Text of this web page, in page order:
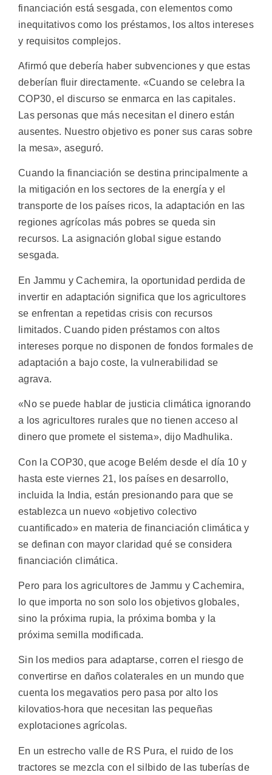
financiación está sesgada, con elementos como
inequitativos como los préstamos, los altos intereses
y requisitos complejos.
Afirmó que debería haber subvenciones y que estas
deberían fluir directamente. «Cuando se celebra la
COP30, el discurso se enmarca en las capitales.
Las personas que más necesitan el dinero están
ausentes. Nuestro objetivo es poner sus caras sobre
la mesa», aseguró.
Cuando la financiación se destina principalmente a
la mitigación en los sectores de la energía y el
transporte de los países ricos, la adaptación en las
regiones agrícolas más pobres se queda sin
recursos. La asignación global sigue estando
sesgada.
En Jammu y Cachemira, la oportunidad perdida de
invertir en adaptación significa que los agricultores
se enfrentan a repetidas crisis con recursos
limitados. Cuando piden préstamos con altos
intereses porque no disponen de fondos formales de
adaptación a bajo coste, la vulnerabilidad se
agrava.
«No se puede hablar de justicia climática ignorando
a los agricultores rurales que no tienen acceso al
dinero que promete el sistema», dijo Madhulika.
Con la COP30, que acoge Belém desde el día 10 y
hasta este viernes 21, los países en desarrollo,
incluida la India, están presionando para que se
establezca un nuevo «objetivo colectivo
cuantificado» en materia de financiación climática y
se definan con mayor claridad qué se considera
financiación climática.
Pero para los agricultores de Jammu y Cachemira,
lo que importa no son solo los objetivos globales,
sino la próxima rupia, la próxima bomba y la
próxima semilla modificada.
Sin los medios para adaptarse, corren el riesgo de
convertirse en daños colaterales en un mundo que
cuenta los megavatios pero pasa por alto los
kilovatios-hora que necesitan las pequeñas
explotaciones agrícolas.
En un estrecho valle de RS Pura, el ruido de los
tractores se mezcla con el silbido de las tuberías de